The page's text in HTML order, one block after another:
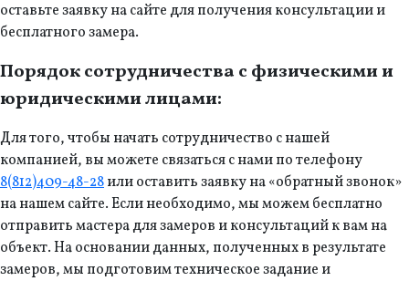
оставьте заявку на сайте для получения консультации и
бесплатного замера.
Порядок сотрудничества с физическими и
юридическими лицами:
Для того, чтобы начать сотрудничество с нашей
компанией, вы можете связаться с нами по телефону
8(812)409-48-28или оставить заявку на «обратный звонок»
на нашем сайте. Если необходимо, мы можем бесплатно
отправить мастера для замеров и консультаций к вам на
объект. На основании данных, полученных в результате
замеров, мы подготовим техническое задание и